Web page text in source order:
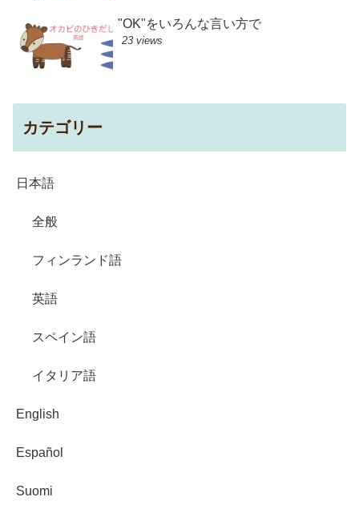
"OK"をいろんな言い方で
23 views
カテゴリー
日本語
全般
フィンランド語
英語
スペイン語
イタリア語
English
Español
Suomi